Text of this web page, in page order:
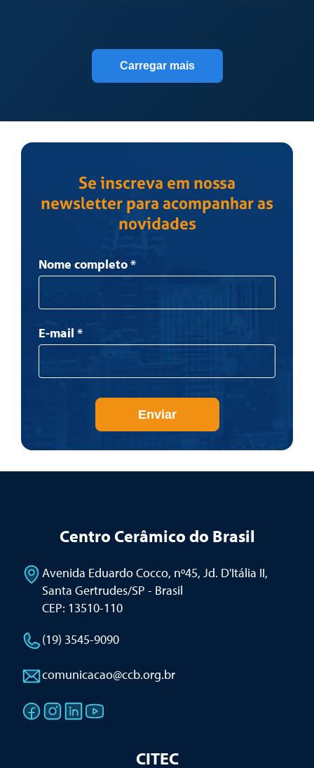
Carregar mais
Se inscreva em nossa
newsletter para acompanhar as
novidades
Newsletter
Nome completo*
E-mail *
Enviar
Centro Cerâmico do Brasil
Avenida Eduardo Cocco, nº45, Jd. D'Itália II,
Santa Gertrudes/SP - Brasil
CEP: 13510-110
(19) 3545-9090
comunicacao@ccb.org.br
CITEC